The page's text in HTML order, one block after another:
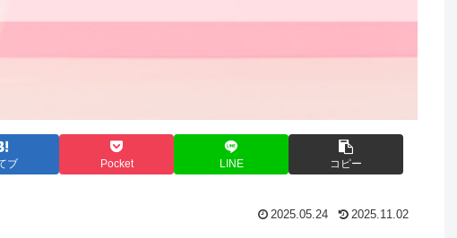
ブ Pocket LINE コピー
2025.05.24 2025.11.02